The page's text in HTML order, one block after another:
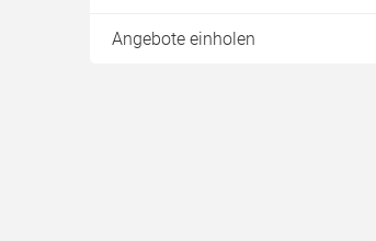
Angebote einholen